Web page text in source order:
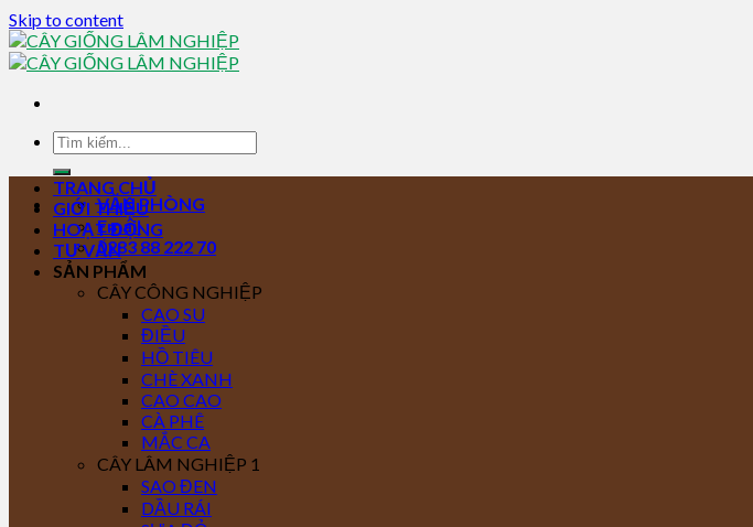
Skip to content
VĂN PHÒNG
Email
0283 88 222 70
TRANG CHỦ
GIỚI THIỆU
HOẠT ĐỘNG
TƯ VẤN
SẢN PHẨM
CÂY CÔNG NGHIỆP
CAO SU
ĐIỀU
HỒ TIÊU
CHÈ XANH
CAO CAO
CÀ PHÊ
MẮC CA
CÂY LÂM NGHIỆP 1
SAO ĐEN
DẦU RÁI